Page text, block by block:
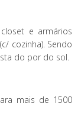
e armários
cozinha). Sendo
do por do sol.
mais de 1500